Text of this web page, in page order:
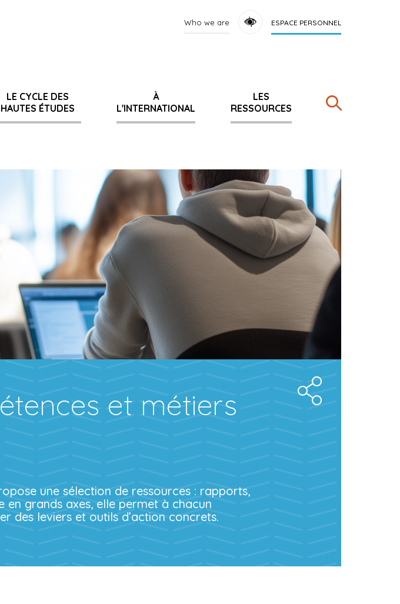
Who we are ESPACE PERSONNEL
LE CYCLE DES
HAUTES ÉTUDES
À
L'INTERNATIONAL
LES
RESSOURCES
Rechercher
et métiers
une sélection de ressources : rapports,
en grands axes, elle permet à chacun
des leviers et outils d’action concrets.